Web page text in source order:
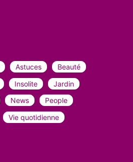
Astuces
Beauté
Insolite
Jardin
News
People
Vie quotidienne